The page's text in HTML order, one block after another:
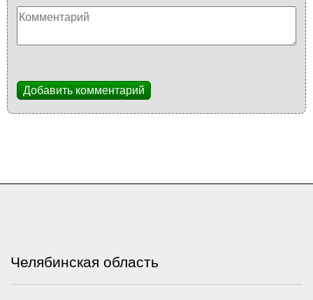
Добавить комментарий
Челябинская область